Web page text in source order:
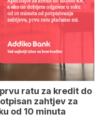
ratu za kredit do
zahtjev za
od 10 minuta